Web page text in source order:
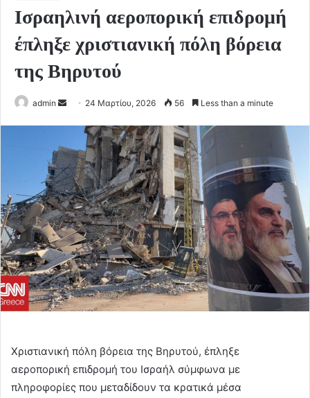
Ισραηλινή αεροπορική επιδρομή
έπληξε χριστιανική πόλη βόρεια
της Βηρυτού
admin
Send
email
24 Μαρτίου, 2026 56 Less than a minute
Χριστιανική πόλη βόρεια της Βηρυτού, έπληξε
αεροπορική επιδρομή του Ισραήλ σύμφωνα με
πληροφορίες που μεταδίδουν τα κρατικά μέσα